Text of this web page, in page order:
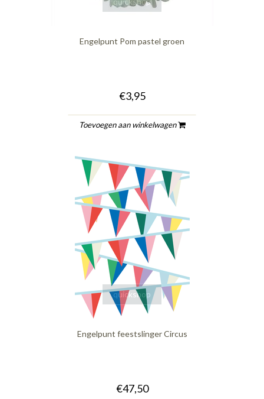
Engelpunt Pom pastel groen
€3,95
Toevoegen aan winkelwagen
quickshop
Engelpunt feestslinger Circus
€47,50